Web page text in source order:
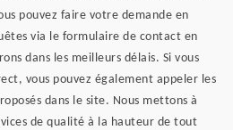
pouvez faire votre demande en
via le formulaire de contact en
dans les meilleurs délais. Si vous
vous pouvez également appeler les
dans le site. Nous mettons à
de qualité à la hauteur de tout